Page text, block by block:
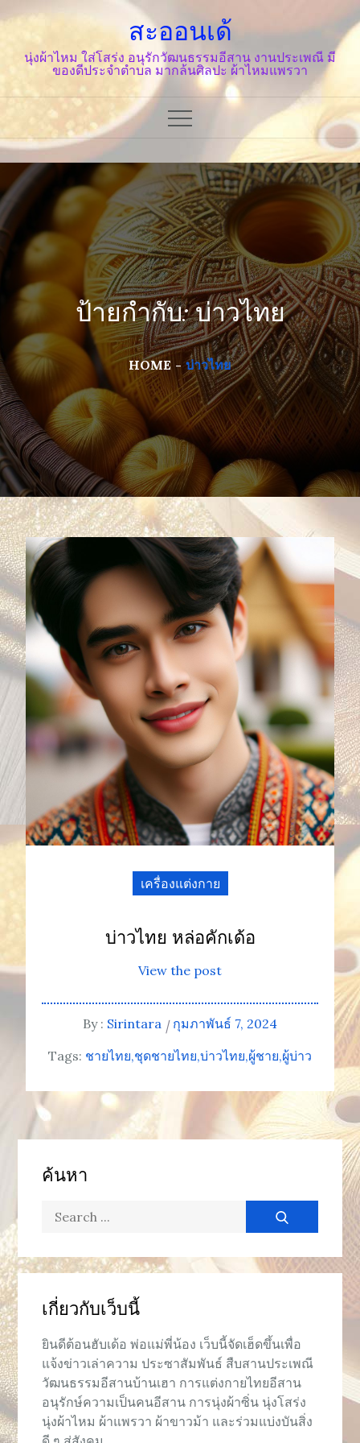
content
สะออนเด้
นุ่งผ้าไหม ใส่โสร่ง อนุรักวัฒนธรรมอีสาน งานประเพณี มี
ของดีประจำตำบล มากล้นศิลปะ ผ้าไหมแพรวา
ป้ายกำกับ: บ่าวไทย
HOME บ่าวไทย
เครื่องแต่งกาย
บ่าวไทย หล่อคักเด้อ
View the post
By : Sirintara
กุมภาพันธ์ 7, 2024
Tags: ชายไทย ชุดชายไทย บ่าวไทย ผู้ชาย ผู้บ่าว
ค้นหา
Search
เกี่ยวกับเว็บนี้
ยินดีต้อนฮับเด้อ พ่อแม่พี่น้อง เว็บนี้จัดเฮ็ดขึ้นเพื่อ
แจ้งข่าวเล่าความ ประซาสัมพันธ์ สืบสานประเพณี
วัฒนธรรมอีสานบ้านเฮา การแต่งกายไทยอีสาน
อนุรักษ์ความเป็นคนอีสาน การนุ่งผ้าซิ่น นุ่งโสร่ง
นุ่งผ้าไหม ผ้าแพรวา ผ้าขาวม้า และร่วมแบ่งบันสิ่ง